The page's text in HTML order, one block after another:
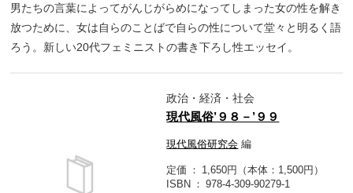
男たちの言葉によってがんじがらめになってしまった女の性を解き
放つために、女は自らのことばで自らの性について堂々と明るく語
ろう。新しい20代フェミニストの書き下ろし性エッセイ。
政治・経済・社会
現代風俗’９８－’９９
現代風俗研究会 編
定価
1,650円（本体：1,500円）
ISBN
978-4-309-90279-1